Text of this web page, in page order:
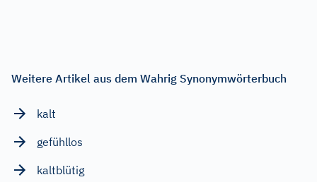
Weitere Artikel aus dem Wahrig Synonymwörterbuch
kalt
gefühllos
kaltblütig